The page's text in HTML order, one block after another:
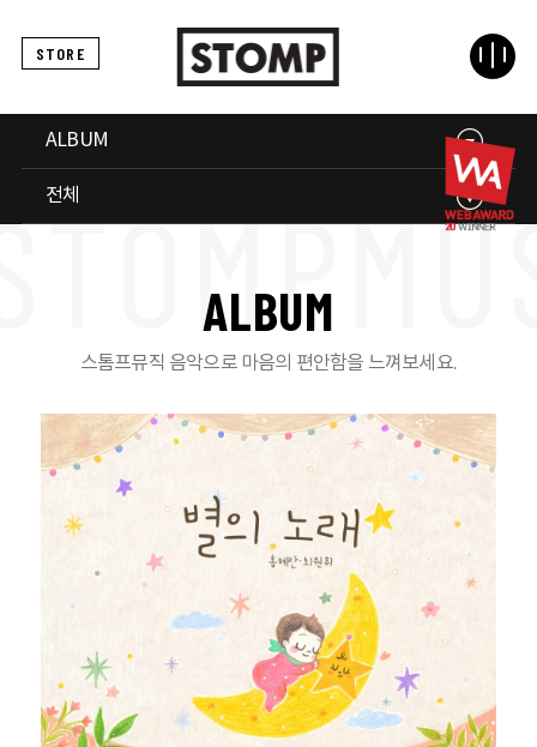
STORE
ALBUM
전체
ALBUM
스톰프뮤직 음악으로 마음의 편안함을 느껴보세요.